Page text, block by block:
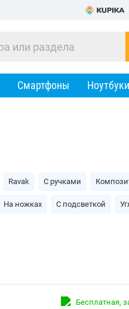
Смартфоны Ноутбуки
Ravak С ручками
На ножках С подсветкой
Бесплатная,